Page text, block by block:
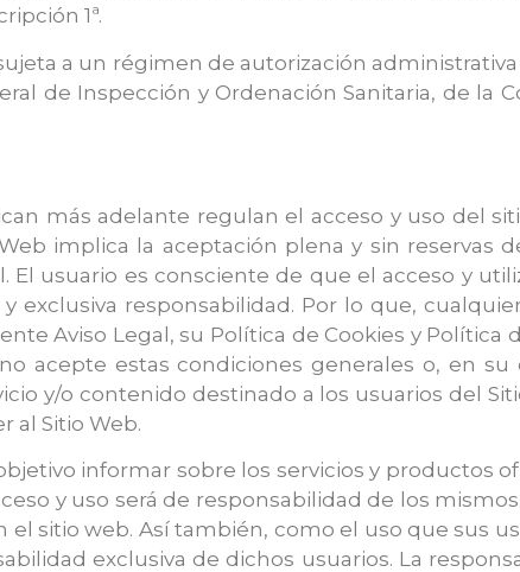
1ª.
a un régimen de autorización
de Inspección y Ordenación Sanitaria, de la
más adelante regulan el acceso y uso del
implica la aceptación plena y sin reservas
El usuario es consciente de que el acceso y
exclusiva responsabilidad. Por lo que,
Aviso Legal, su Política de Cookies y
acepte estas condiciones generales o, en
y/o contenido destinado a los usuarios del
al Sitio Web.
informar sobre los servicios y productos
y uso será de responsabilidad de los
sitio web. Así también, como el uso que sus
exclusiva de dichos usuarios. La